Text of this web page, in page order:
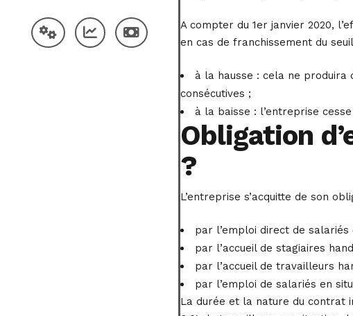
A compter du 1er janvier 2020,
en cas de franchissement du
à la hausse : cela ne produira
consécutives ;
à la baisse : l’entreprise
Obligation
?
L’entreprise s’acquitte de son
par l’emploi direct de salariés
par l’accueil de stagiaires
par l’accueil de travailleurs
par l’emploi de salariés en
La durée et la nature du contrat